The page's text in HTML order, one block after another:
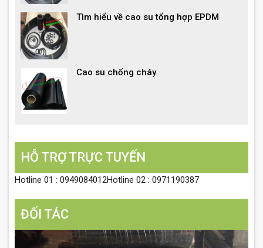
Tìm hiểu về cao su tổng hợp EPDM
Cao su chống cháy
HỖ TRỢ TRỰC TUYẾN
Hotline 01 : 0949084012Hotline 02 : 0971190387
ĐỐI TÁC